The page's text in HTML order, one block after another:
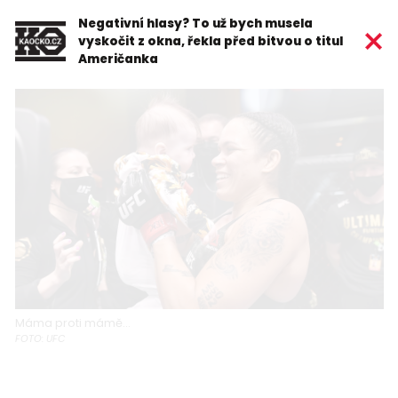
Negativní hlasy? To už bych musela
vyskočit z okna, řekla před bitvou o titul
Američanka